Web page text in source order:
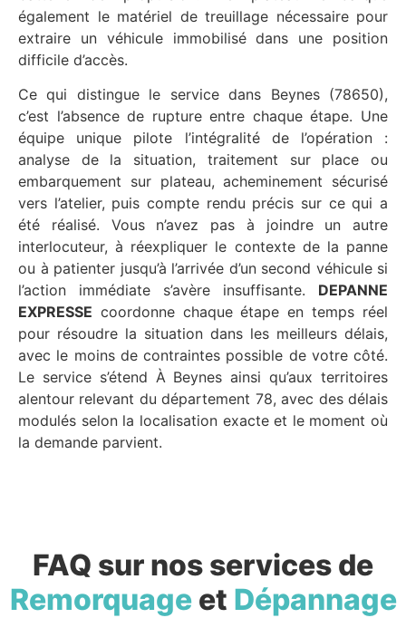
également le matériel de treuillage nécessaire pour
extraire un véhicule immobilisé dans une position
difficile d’accès.
Ce qui distingue le service dans Beynes (78650),
c’est l’absence de rupture entre chaque étape. Une
équipe unique pilote l’intégralité de l’opération :
analyse de la situation, traitement sur place ou
embarquement sur plateau, acheminement sécurisé
vers l’atelier, puis compte rendu précis sur ce qui a
été réalisé. Vous n’avez pas à joindre un autre
interlocuteur, à réexpliquer le contexte de la panne
ou à patienter jusqu’à l’arrivée d’un second véhicule si
l’action immédiate s’avère insuffisante. DEPANNE
EXPRESSE coordonne chaque étape en temps réel
pour résoudre la situation dans les meilleurs délais,
avec le moins de contraintes possible de votre côté.
Le service s’étend À Beynes ainsi qu’aux territoires
alentour relevant du département 78, avec des délais
modulés selon la localisation exacte et le moment où
la demande parvient.
FAQ sur nos services de
Remorquageet Dépannage